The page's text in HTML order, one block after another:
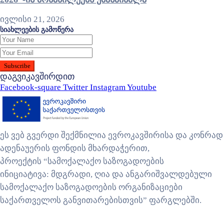
ივლისი 21, 2026
სიახლეების გამოწერა
დაგვიკავშირდით
Facebook-square Twitter InstagramYoutube
ეს ვებ გვერდი შექმნილია ევროკავშირისა და კონრად
ადენაუერის ფონდის მხარდაჭერით,
პროექტის “სამოქალაქო საზოგადოების
ინიციატივა: მდგრადი, ღია და ანგარიშვალდებული
სამოქალაქო საზოგადოების ორგანიზაციები
საქართველოს განვითარებისთვის” ფარგლებში.